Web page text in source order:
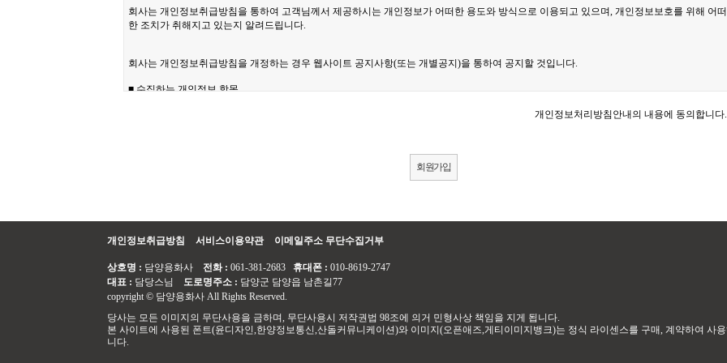
개인정보처리방침안내의 내용에 동의합니다.
개인정보취급방침 서비스이용약관 이메일주소 무단수집거부
상호명 : 담양용화사 전화 : 061-381-2683 휴대폰 : 010-8619-2747
대표 : 담당스님 도로명주소 : 담양군 담양읍 남촌길77
copyright © 담양용화사 All Rights Reserved.
당사는 모든 이미지의 무단사용을 금하며, 무단사용시 저작권법 98조에 의거 민형사상 책임을 지게 됩니다.
본 사이트에 사용된 폰트(윤디자인,한양정보통신,산돌커뮤니케이션)와 이미지(오픈애즈,게티이미지뱅크)는 정식 라이센스를 구매, 계약하여 사
니다.